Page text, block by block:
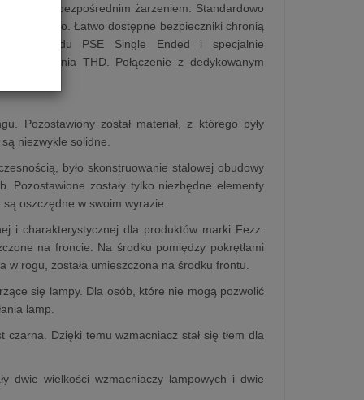
300B z bezpośrednim żarzeniem. Standardowo
logo. Łatwo dostępne bezpieczniki chronią
układu PSE Single Ended i specjalnie
THD. Połączenie z dedykowanym
cenie.
Pozostawiony został materiał, z którego były
niezwykle solidne.
było skonstruowanie stalowej obudowy
Pozostawione zostały tylko niezbędne elementy
oszczędne w swoim wyrazie.
i charakterystycznej dla produktów marki Fezz.
na froncie. Na środku pomiędzy pokrętłami
w rogu, została umieszczona na środku frontu.
się lampy. Dla osób, które nie mogą pozwolić
lamp.
Dzięki temu wzmacniacz stał się tłem dla
dwie wielkości wzmacniaczy lampowych i dwie